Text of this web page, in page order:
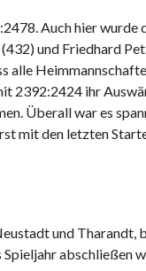
Auch hier wurde
und Friedhard
alle
2392:2424 ihr
Überall war es
mit den letzten
und Tharandt,
abschließen